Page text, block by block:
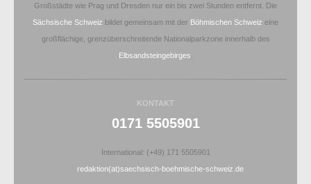
Großstädte wie Prag und Dresden nur ein bis zwei Stunden entfernt. Die
Sächsische Schweiz bildet gemeinsam mit der Böhmischen Schweiz eine
großflächige, grenzüberschreitende Nationalparkzone innerhalb des
Elbsandsteingebirges
KONTAKT
0171 5505901
International: (+49) 171 5505901
redaktion(at)saechsisch-boehmische-schweiz.de